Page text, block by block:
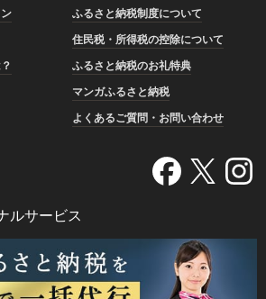
ふるさと納税制度について
住民税・所得税の控除について
ふるさと納税のお礼特典
マンガふるさと納税
よくあるご質問・お問い合わせ
ルサービス